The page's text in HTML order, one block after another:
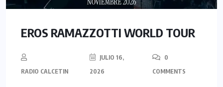
EROS RAMAZZOTTI WORLD TOUR
RADIO CALCETIN
JULIO 16,
2026
0
COMMENTS